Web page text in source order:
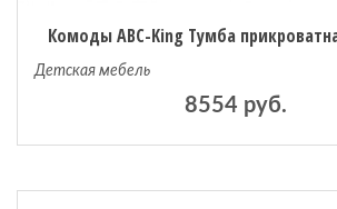
Комоды ABC-King Тумба
Детская мебель
8554 руб.